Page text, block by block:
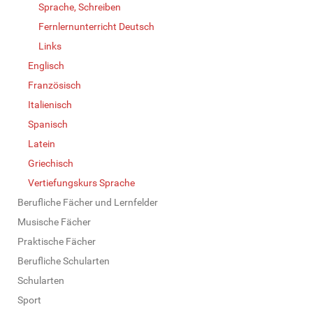
Sprache, Schreiben
Fernlernunterricht Deutsch
Links
Englisch
Französisch
Italienisch
Spanisch
Latein
Griechisch
Vertiefungskurs Sprache
Berufliche Fächer und Lernfelder
Musische Fächer
Praktische Fächer
Berufliche Schularten
Schularten
Sport